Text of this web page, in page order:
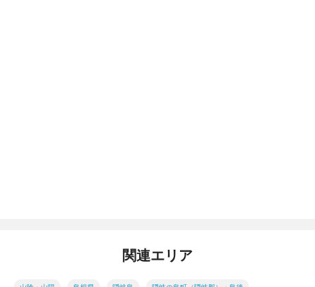
関連エリア